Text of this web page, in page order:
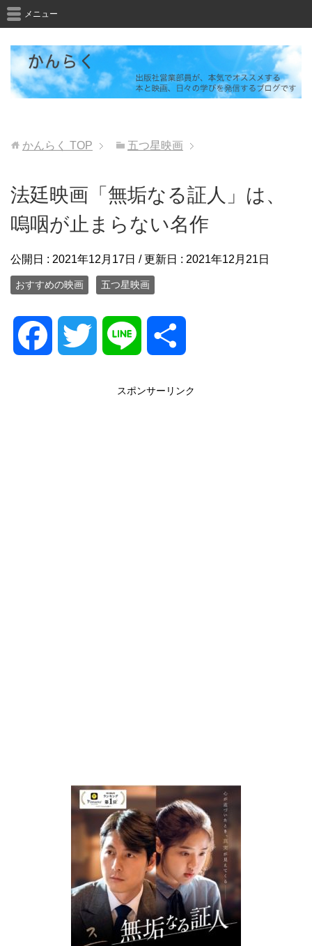
メニュー
かんらく TOP 五つ星映画
法廷映画「無垢なる証人」は、
嗚咽が止まらない名作
公開日 : 2021年12月17日 / 更新日 : 2021年12月21日
おすすめの映画 五つ星映画
スポンサーリンク